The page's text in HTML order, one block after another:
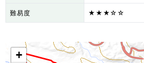
難易度 ★★★☆☆
+